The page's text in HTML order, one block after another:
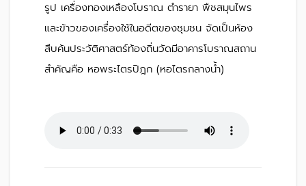
รูป เครื่องทองเหลืองโบราณ ตำรายา พืชสมุนไพร
และข้าวของเครื่องใช้ในอดีตของชุมชน จัดเป็นห้อง
สืบค้นประวัติศาสตร์ท้องถิ่นวัดมีอาคารโบราณสถาน
สำคัญคือ หอพระไตรปิฎก (หอไตรกลางน้ำ)